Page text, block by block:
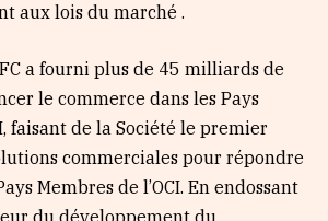
aux lois du marché .
a fourni plus de 45 milliards de
le commerce dans les Pays
faisant de la Société le premier
commerciales pour répondre
Membres de l’OCI. En endossant
du développement du